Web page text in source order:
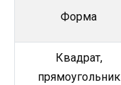
Форма
Квадрат,
прямоугольник